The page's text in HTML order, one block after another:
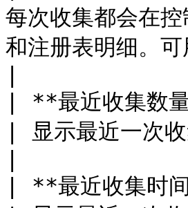
每次收集都会在
和注册表明细。
| **最近收集
| 显示最近一次
| **最近收集